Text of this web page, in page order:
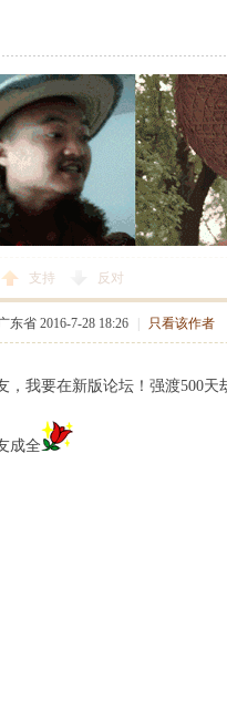
支持 反对
东省 2016-7-28 18:26 只看该作者
，我要在新版论坛！强渡500天
成全